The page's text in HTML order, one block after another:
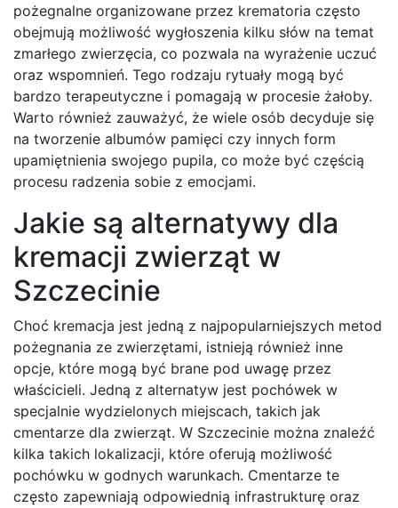
pożegnalne organizowane przez krematoria często
obejmują możliwość wygłoszenia kilku słów na temat
zmarłego zwierzęcia, co pozwala na wyrażenie uczuć
oraz wspomnień. Tego rodzaju rytuały mogą być
bardzo terapeutyczne i pomagają w procesie żałoby.
Warto również zauważyć, że wiele osób decyduje się
na tworzenie albumów pamięci czy innych form
upamiętnienia swojego pupila, co może być częścią
procesu radzenia sobie z emocjami.
Jakie są alternatywy dla
kremacji zwierząt w
Szczecinie
Choć kremacja jest jedną z najpopularniejszych metod
pożegnania ze zwierzętami, istnieją również inne
opcje, które mogą być brane pod uwagę przez
właścicieli. Jedną z alternatyw jest pochówek w
specjalnie wydzielonych miejscach, takich jak
cmentarze dla zwierząt. W Szczecinie można znaleźć
kilka takich lokalizacji, które oferują możliwość
pochówku w godnych warunkach. Cmentarze te
często zapewniają odpowiednią infrastrukturę oraz